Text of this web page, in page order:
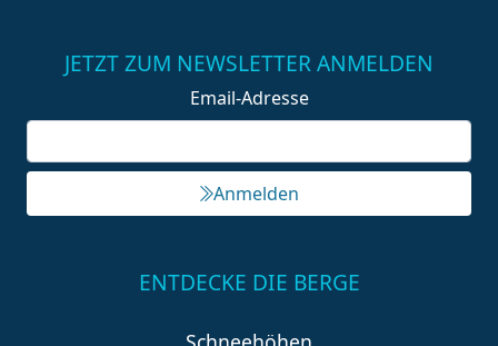
JETZT ZUM NEWSLETTER ANMELDEN
Email-Adresse
Anmelden
ENTDECKE DIE BERGE